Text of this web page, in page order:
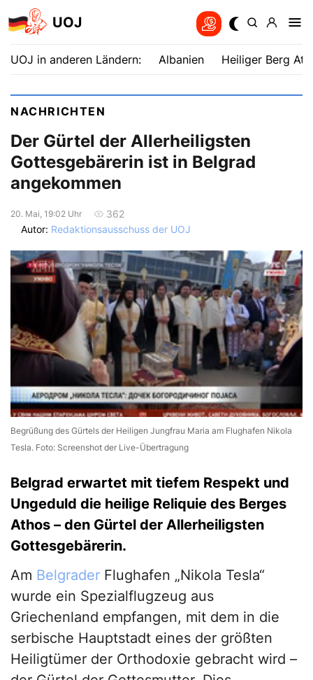
UOJ
UOJ in anderen Ländern: Albanien Heiliger Berg
NACHRICHTEN
Der Gürtel der Allerheiligsten
Gottesgebärerin ist in Belgrad
angekommen
20. Mai, 19:02 Uhr
362
Autor: Redaktionsausschuss der UOJ
Begrüßung des Gürtels der Heiligen Jungfrau Maria am Flughafen Nikola
Tesla. Foto: Screenshot der Live-Übertragung
Belgrad erwartet mit tiefem Respekt und
Ungeduld die heilige Reliquie des Berges
Athos – den Gürtel der Allerheiligsten
Gottesgebärerin.
Am Belgrader Flughafen „Nikola Tesla“
wurde ein Spezialflugzeug aus
Griechenland empfangen, mit dem in die
serbische Hauptstadt eines der größten
Heiligtümer der Orthodoxie gebracht wird –